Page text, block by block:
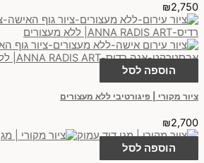
₪2,750
הוספה לסל
ציור מקורי | פיגורטיבי ללא מעצורים
₪2,700
הוספה לסל